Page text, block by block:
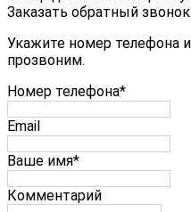
Заказать обратный звонок
Укажите номер телефона
прозвоним.
Номер телефона*
Email
Ваше имя*
Комментарий